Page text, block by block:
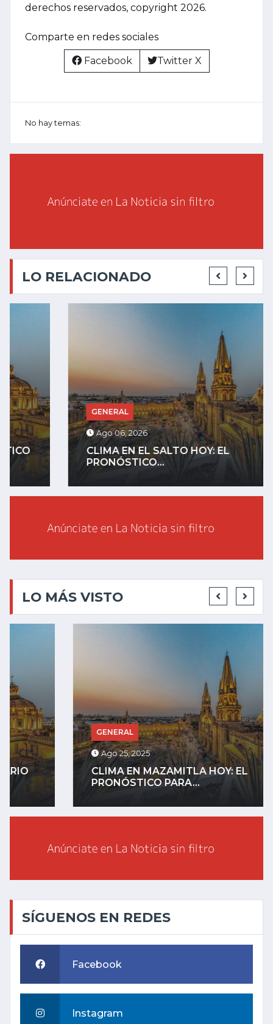
derechos reservados, copyright 2026.
Comparte en redes sociales
Facebook Twitter X
No hay temas:
LO RELACIONADO
GENERAL
Ago 06, 2026
CLIMA EN EL SALTO HOY: EL
PRONÓSTICO...
LO MÁS VISTO
GENERAL
Ago 25, 2025
CLIMA EN MAZAMITLA HOY: EL
PRONÓSTICO PARA...
SÍGUENOS EN REDES
Facebook
Instagram